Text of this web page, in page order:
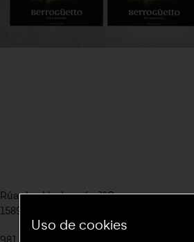
Rúa das Hedras, 4 - 1ºC
15895 Novo Milladoiro, Ames (A Coruña)
Uso de cookies